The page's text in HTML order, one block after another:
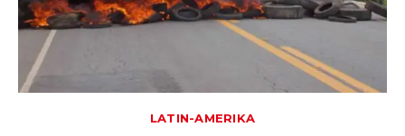
LATIN-AMERIKA